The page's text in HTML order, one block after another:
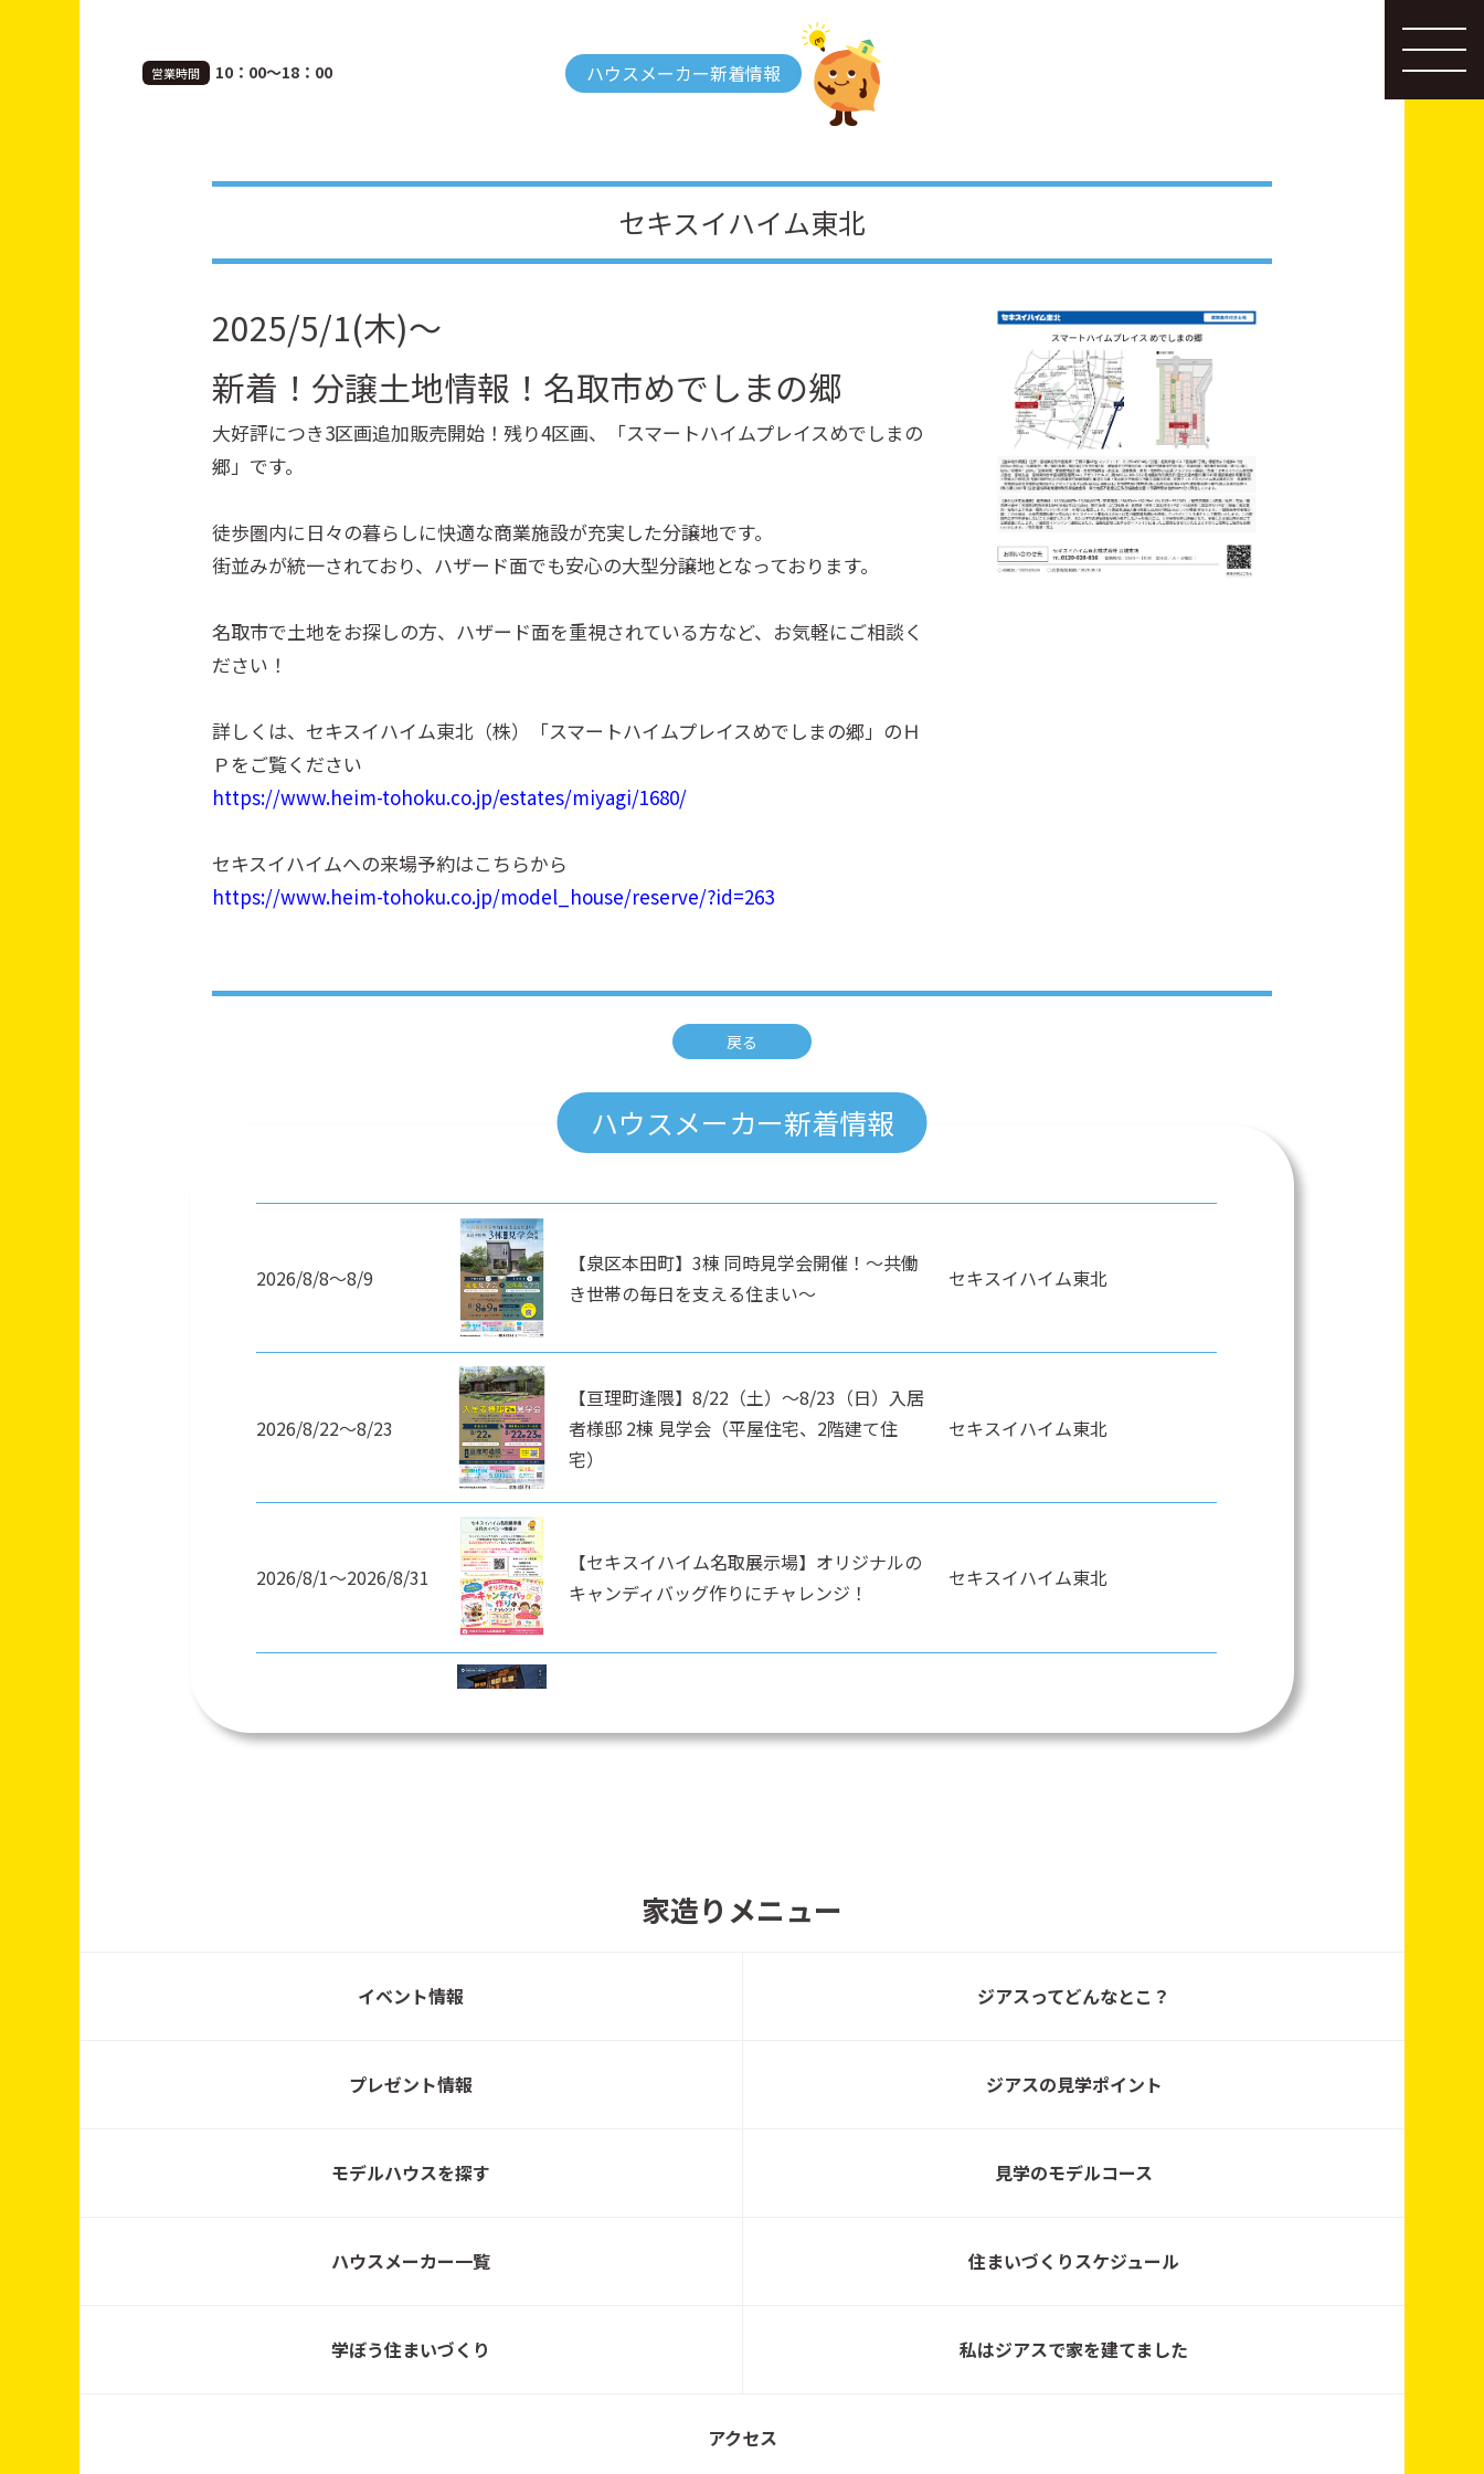
営業時間 10：00～18：00 ハウスメーカー新着情報
セキスイハイム東北
2025/5/1(木)～
新着！分譲土地情報！名取市めでしまの郷
大好評につき3区画追加販売開始！残り4区画、「スマートハイムプレイスめでしまの
郷」です。
徒歩圏内に日々の暮らしに快適な商業施設が充実した分譲地です。
街並みが統一されており、ハザード面でも安心の大型分譲地となっております。
名取市で土地をお探しの方、ハザード面を重視されている方など、お気軽にご相談く
ださい！
詳しくは、セキスイハイム東北（株）「スマートハイムプレイスめでしまの郷」のＨ
Ｐをご覧ください
https://www.heim-tohoku.co.jp/estates/miyagi/1680/
セキスイハイムへの来場予約はこちらから
https://www.heim-tohoku.co.jp/model_house/reserve/?id=263
戻る
ハウスメーカー新着情報
2026/8/8～8/9
【泉区本田町】3棟 同時見学会開催！～共働
き世帯の毎日を支える住まい～
セキスイハイム東北
2026/8/22～8/23
【亘理町逢隈】8/22（土）～8/23（日）入居
者様邸 2棟 見学会（平屋住宅、2階建て住
宅）
セキスイハイム東北
2026/8/1〜2026/8/31
【セキスイハイム名取展示場】オリジナルの
キャンディバッグ作りにチャレンジ！
セキスイハイム東北
2026/7/1〜2026/8/31
終1棟モデルハウス新価格分譲中 現地見学
セキスイハイム東北
2026/7/1～8/31 セキスイハイム東北
家造りメニュー
イベント情報
プレゼント情報
モデルハウスを探す
ハウスメーカー一覧
学ぼう住まいづくり
ジアスってどんなとこ？
ジアスの見学ポイント
見学のモデルコース
住まいづくりスケジュール
私はジアスで家を建てました
アクセス